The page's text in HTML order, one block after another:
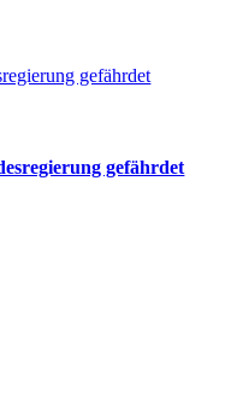
gefährdet
gefährdet